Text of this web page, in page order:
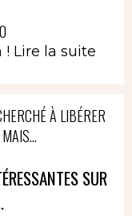
! Lire la suite
À LIBÉRER
SUR